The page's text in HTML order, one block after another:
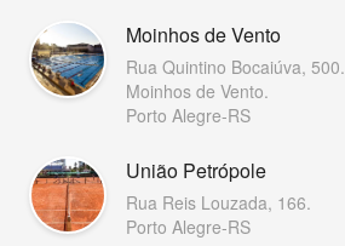
Moinhos de Vento
Rua Quintino Bocaiúva, 500.
Moinhos de Vento.
Porto Alegre-RS
União Petrópole
Rua Reis Louzada, 166.
Porto Alegre-RS